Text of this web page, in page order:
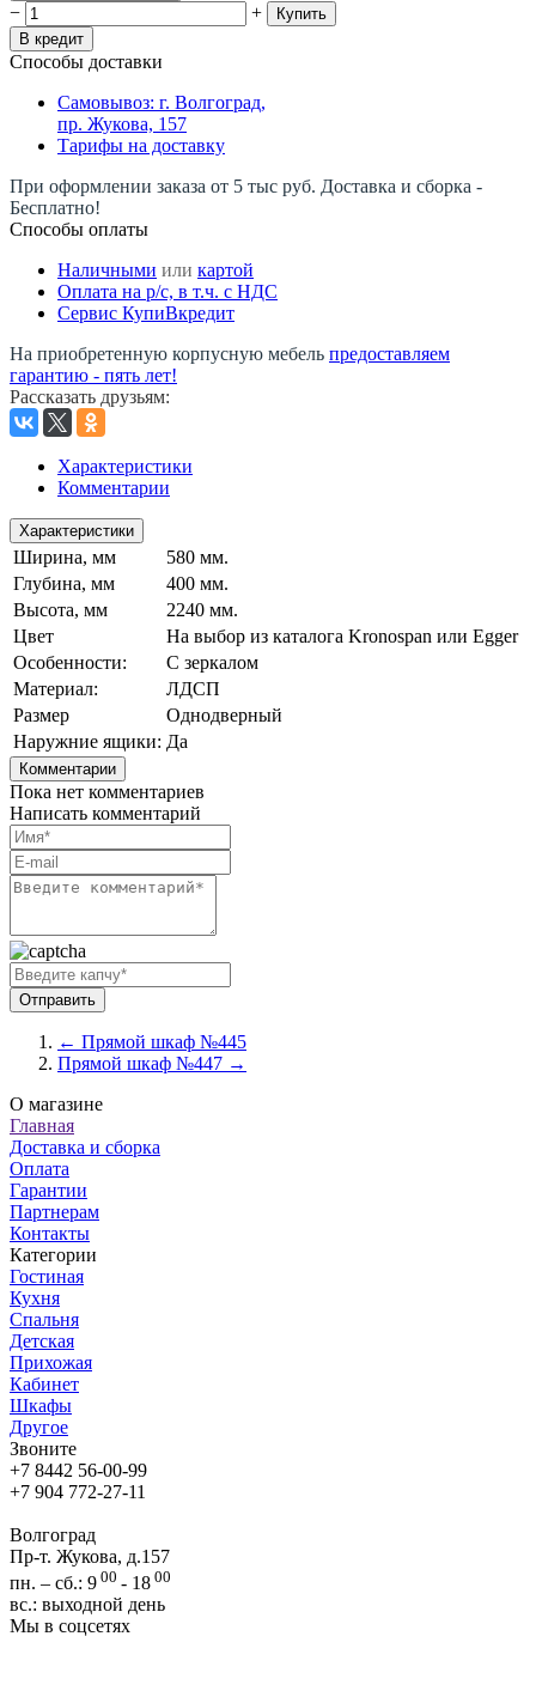
− +
Купить
В кредит
Способы доставки
Самовывоз: г. Волгоград,
пр. Жукова, 157
Тарифы на доставку
При оформлении заказа от 5 тыс руб. Доставка и сборка -
Бесплатно!
Способы оплаты
Наличными или картой
Оплата на р/c, в т.ч. с НДС
Сервис КупиВкредит
На приобретенную корпусную мебель предоставляем
гарантию - пять лет!
Рассказать друзьям:
Характеристики
Комментарии
Характеристики
Ширина, мм
580 мм.
Глубина, мм
400 мм.
Высота, мм
2240 мм.
Цвет
На выбор из каталога Kronospan или Egger
Особенности:
С зеркалом
Материал:
ЛДСП
Размер
Однодверный
Наружние ящики: Да
Комментарии
Пока нет комментариев
Написать комментарий
← Прямой шкаф №445
Прямой шкаф №447 →
О магазине
Главная
Доставка и сборка
Оплата
Гарантии
Партнерам
Контакты
Категории
Гостиная
Кухня
Спальня
Детская
Прихожая
Кабинет
Шкафы
Другое
Звоните
+7 8442 56-00-99
+7 904 772-27-11
Волгоград
Пр-т. Жукова, д.157
пн. – сб.: 9 00 - 18 00
вс.: выходной день
Мы в соцсетях